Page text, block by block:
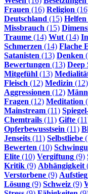
Frauen (16) Religion
Deutschland (15) Helfen
Missbrauch (15)
Traume (14) Wut(14)
Schmerzen (14) Flache
Satanisten (13) Denken
Bewertungen (13) Deep
Mitgefühl (13)
Fleisch (12) Medizin (12)
Aggressionen (12)
Fragen (12) Meditation
Mainstream (11)
Chemtrails (11) Gifte
Opferbewusstsein (11)
Jenseits (11) Selbstliebe
Bewerten (10)
Elite (10) Vergiftung (9)
Kritik (9) Abhängigkeit
Verstorbene (9) Aufstieg
Lösung (9) Schweiz (9)